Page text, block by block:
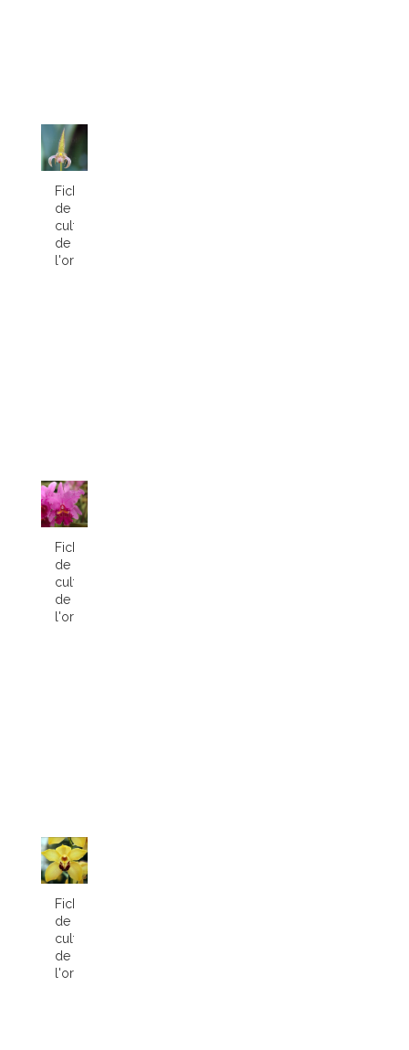
Fiche
de
culture
de
l'orchidée...
Fiche
de
culture
de
l'orchidée...
Fiche
de
culture
de
l'orchidée...